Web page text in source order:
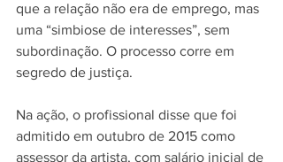
que a relação não era de emprego, mas
uma “simbiose de interesses”, sem
subordinação. O processo corre em
segredo de justiça.
Na ação, o profissional disse que foi
admitido em outubro de 2015 como
assessor da artista, com salário inicial de